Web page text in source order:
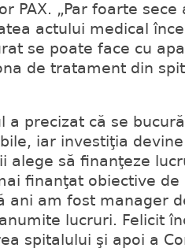
PAX. „Par foarte
actului medical
se poate face cu
de tratament din
a precizat că se
iar investiţia
alege să finanţeze
finanţat obiective
ani am fost manager
lucruri. Felicit
spitalului şi apoi a